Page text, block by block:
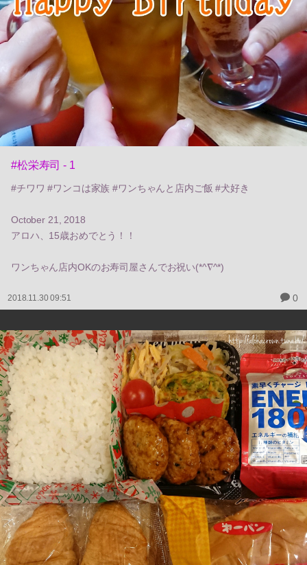
#松栄寿司 - 1
#チワワ #ワンコは家族 #ワンちゃんと店内ご飯 #犬好き
October 21, 2018
アロハ、15歳おめでとう！！
ワンちゃん店内OKのお寿司屋さんでお祝い(*^∇^*)
2018.11.30 09:51 0